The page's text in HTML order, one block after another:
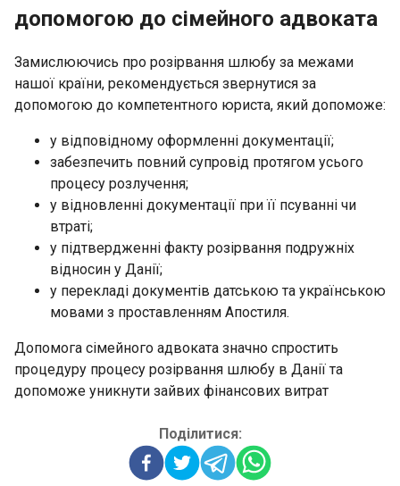
допомогою до сімейного адвоката
Замислюючись про розірвання шлюбу за межами
нашої країни, рекомендується звернутися за
допомогою до компетентного юриста, який допоможе:
у відповідному оформленні документації;
забезпечить повний супровід протягом усього
процесу розлучення;
у відновленні документації при її псуванні чи
втраті;
у підтвердженні факту розірвання подружніх
відносин у Данії;
у перекладі документів датською та українською
мовами з проставленням Апостиля.
Допомога сімейного адвоката значно спростить
процедуру процесу розірвання шлюбу в Данії та
допоможе уникнути зайвих фінансових витрат
Поділитися: